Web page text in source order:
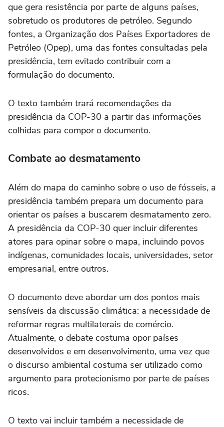
que gera resistência por parte de alguns países,
sobretudo os produtores de petróleo. Segundo
fontes, a Organização dos Países Exportadores de
Petróleo (Opep), uma das fontes consultadas pela
presidência, tem evitado contribuir com a
formulação do documento.
O texto também trará recomendações da
presidência da COP-30 a partir das informações
colhidas para compor o documento.
Combate ao desmatamento
Além do mapa do caminho sobre o uso de fósseis, a
presidência também prepara um documento para
orientar os países a buscarem desmatamento zero.
A presidência da COP-30 quer incluir diferentes
atores para opinar sobre o mapa, incluindo povos
indígenas, comunidades locais, universidades, setor
empresarial, entre outros.
O documento deve abordar um dos pontos mais
sensíveis da discussão climática: a necessidade de
reformar regras multilaterais de comércio.
Atualmente, o debate costuma opor países
desenvolvidos e em desenvolvimento, uma vez que
o discurso ambiental costuma ser utilizado como
argumento para protecionismo por parte de países
ricos.
O texto vai incluir também a necessidade de